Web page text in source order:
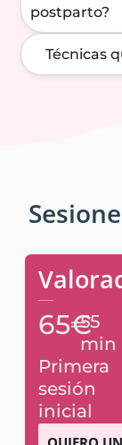
postparto?
Técnicas
65€55
min
Primera
sesión
inicial